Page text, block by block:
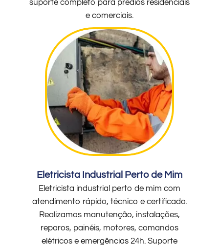
suporte completo para prédios residenciais
e comerciais.
Eletricista Industrial Perto de Mim
Eletricista industrial perto de mim com
atendimento rápido, técnico e certificado.
Realizamos manutenção, instalações,
reparos, painéis, motores, comandos
elétricos e emergências 24h. Suporte